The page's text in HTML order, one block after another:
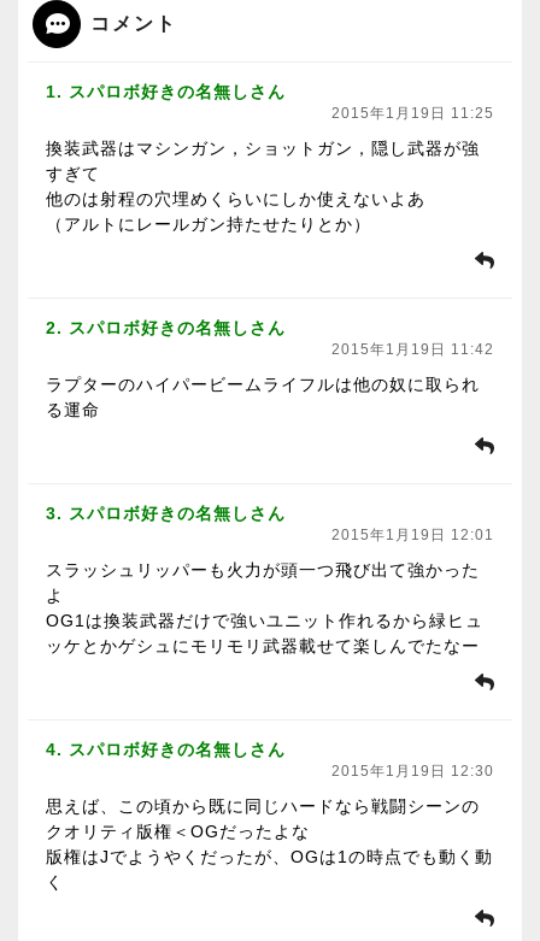
コメント
1. スパロボ好きの名無しさん
2015年1月19日 11:25
換装武器はマシンガン，ショットガン，隠し武器が強
すぎて
他のは射程の穴埋めくらいにしか使えないよあ
（アルトにレールガン持たせたりとか）
2. スパロボ好きの名無しさん
2015年1月19日 11:42
ラプターのハイパービームライフルは他の奴に取られ
る運命
3. スパロボ好きの名無しさん
2015年1月19日 12:01
スラッシュリッパーも火力が頭一つ飛び出て強かった
よ
OG1は換装武器だけで強いユニット作れるから緑ヒュ
ッケとかゲシュにモリモリ武器載せて楽しんでたなー
4. スパロボ好きの名無しさん
2015年1月19日 12:30
思えば、この頃から既に同じハードなら戦闘シーンの
クオリティ版権＜OGだったよな
版権はJでようやくだったが、OGは1の時点でも動く動
く